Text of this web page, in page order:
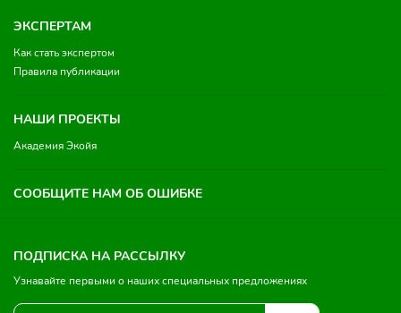
ЭКСПЕРТАМ
Как стать экспертом
Правила публикации
НАШИ ПРОЕКТЫ
Академия Экойя
СООБЩИТЕ НАМ ОБ ОШИБКЕ
ПОДПИСКА НА РАССЫЛКУ
Узнавайте первыми о наших специальных предложениях